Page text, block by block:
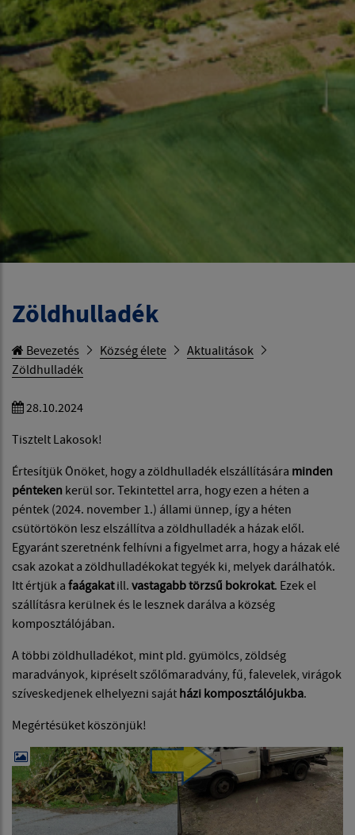
Zöldhulladék
Bevezetés Község élete
Aktualitások
Zöldhulladék
28.10.2024
Tisztelt Lakosok!
Értesítjük Önöket, hogy a zöldhulladék elszállítására minden
pénteken kerül sor. Tekintettel arra, hogy ezen a héten a
péntek (2024. november 1.) állami ünnep, így a héten
csütörtökön lesz elszállítva a zöldhulladék a házak elől.
Egyaránt szeretnénk felhívni a figyelmet arra, hogy a házak elé
csak azokat a zöldhulladékokat tegyék ki, melyek darálhatók.
Itt értjük a faágakatill. vastagabb törzsű bokrokat. Ezek el
szállításra kerülnek és le lesznek darálva a község
komposztálójában.
A többi zöldhulladékot, mint pld. gyümölcs, zöldség
maradványok, kipréselt szőlőmaradvány, fű, falevelek, virágok
szíveskedjenek elhelyezni saját házi komposztálójukba.
Megértésüket köszönjük!